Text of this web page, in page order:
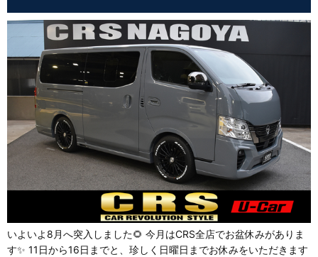
いよいよ8月へ突入しました🌻 今月はCRS全店でお盆休みがありま
す✨ 11日から16日までと、珍しく日曜日までお休みをいただきます